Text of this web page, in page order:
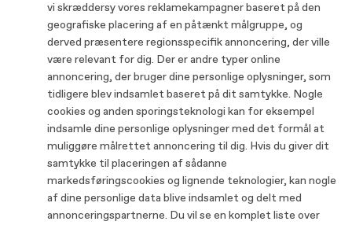
vi skræddersy vores reklamekampagner baseret på den
geografiske placering af en påtænkt målgruppe, og
derved præsentere regionsspecifik annoncering, der ville
være relevant for dig. Der er andre typer online
annoncering, der bruger dine personlige oplysninger, som
tidligere blev indsamlet baseret på dit samtykke. Nogle
cookies og anden sporingsteknologi kan for eksempel
indsamle dine personlige oplysninger med det formål at
muliggøre målrettet annoncering til dig. Hvis du giver dit
samtykke til placeringen af ​​sådanne
markedsføringscookies og lignende teknologier, kan nogle
af dine personlige data blive indsamlet og delt med
annonceringspartnerne. Du vil se en komplet liste over